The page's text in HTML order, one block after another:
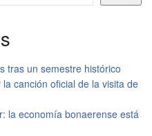
tras un semestre histórico
canción oficial de la visita de
la economía bonaerense está